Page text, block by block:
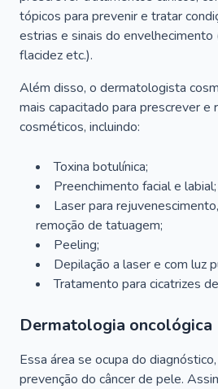
tópicos para prevenir e tratar
estrias e sinais do envelhecimento
flacidez etc.).
Além disso, o dermatologista
mais capacitado para prescrever e
cosméticos, incluindo:
Toxina botulínica;
Preenchimento facial e labial;
Laser para
remoção de tatuagem;
Peeling;
Depilação a laser e com luz
Tratamento para cicatrizes
Dermatologia oncológica
Essa área se ocupa do
prevenção do câncer de pele.